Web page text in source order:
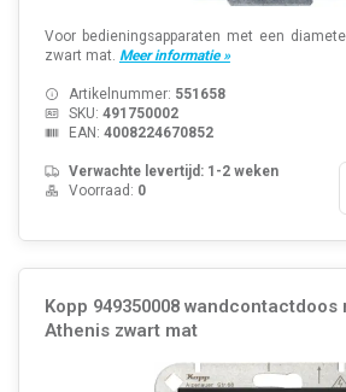
Voor bedieningsapparaten met een
zwart mat. Meer informatie »
Artikelnummer: 551658
SKU: 491750002
EAN: 4008224670852
Verwachte levertijd: 1-2 weken
Voorraad: 0
Kopp 949350008 wandcontactdoos
Athenis zwart mat